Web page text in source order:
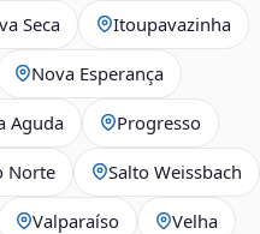
Seca Itoupavazinha
Nova Esperança
Aguda Progresso
Norte Salto Weissbach
Valparaíso Velha